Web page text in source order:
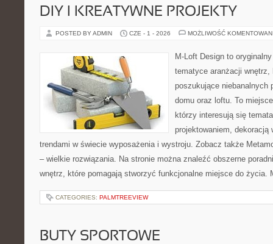
DIY I KREATYWNE PROJEKTY
POSTED BY ADMIN CZE - 1 - 2026 MOŻLIWOŚĆ
M-Loft Design to
tematyce aranżacji
poszukujące niebanalnych
domu oraz loftu. To
którzy interesują się
projektowaniem, dekoracją
trendami w świecie wyposażenia i wystroju. Zobacz także
– wielkie rozwiązania. Na stronie można znaleźć obszerne
wnętrz, które pomagają stworzyć funkcjonalne miejsce do
CATEGORIES: PALMTREEVIEW
BUTY SPORTOWE